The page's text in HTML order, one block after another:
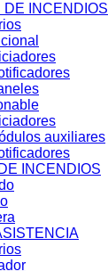
DE INCENDIOS
auxiliares
INCENDIOS